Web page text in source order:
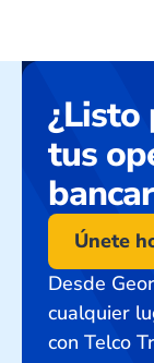
¿Listo
tus
Únete
Desde
cualquier
con Telco